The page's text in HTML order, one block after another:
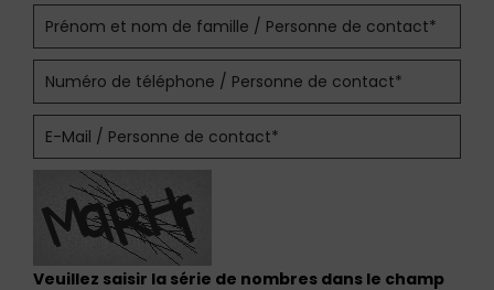
Veuillez saisir la série de nombres dans le champ